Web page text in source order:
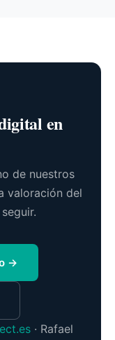
en
de nuestros
valoración del
→
· Rafael